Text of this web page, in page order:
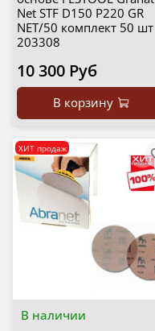
Net STF D150 P220 GR
NET/50 комплект 50 шт
203308
10 300 Руб
В корзину
В наличии
ХИТ продаж